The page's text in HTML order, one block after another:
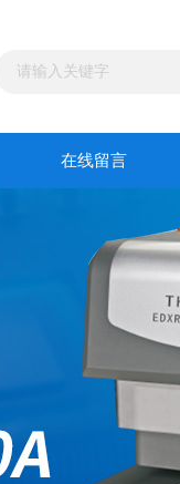
在线留言